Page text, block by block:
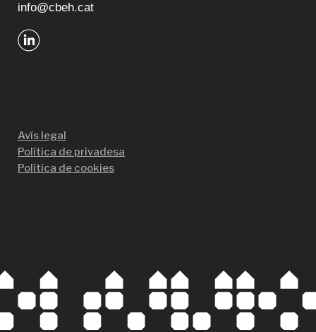
info@cbeh.cat
Avís legal
Política de privadesa
Política de cookies